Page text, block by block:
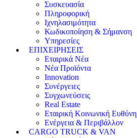
Συσκευασία
Πληροφορική
Ιχνηλασιμότητα
Κωδικοποίηση & Σήμανση
Υπηρεσίες
ΕΠΙΧΕΙΡΗΣΕΙΣ
Εταιρικά Νέα
Νέα Προϊόντα
Innovation
Συνέργειες
Συγχωνεύσεις
Real Estate
Εταιρική Κοινωνική Ευθύνη
Ενέργεια & Περιβάλλον
CARGO TRUCK & VAN